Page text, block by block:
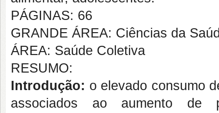
PÁGINAS: 66
GRANDE ÁREA: Ciências da
ÁREA: Saúde Coletiva
RESUMO:
Introdução: o elevado consumo
associados ao aumento de